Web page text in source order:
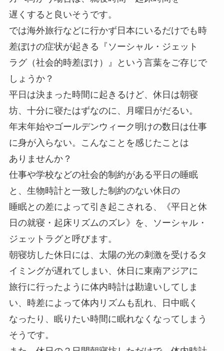
遅くすると良いそうです。
では海外旅行などに行かず日本にいるだけでも時
差ぼけの症状が起きる『ソーシャル・ジェット
ラグ（社会的時差ぼけ）』という言葉をご存じで
しょうか？
平日は決まった時間に起きるけど、休日は朝寝
坊、十分に寝たはずなのに、月曜日がだるい。
年末年始やゴールデンウィーク明けの数日は仕事
に身が入らない。こんなことを感じたことは
ありませんか？
仕事や学校などの社会的制約がある平日の睡眠
と、生物時計と一致した制約のない休日の
睡眠との差によって引き起こされる、《平日と休
日の就寝・起床リズムのズレ》を、ソーシャル・
ジェットラグと呼びます。
朝寝坊した休日には、太陽の光の刺激を受けるタ
イミングが遅れてしまい、休日に東南アジアに
旅行に行ったように体内時計は勘違いしてしま
い、時差によって体内リズムも乱れ、日中眠く
なったり、眠りたい時間に眠れなくなってしまう
そうです。